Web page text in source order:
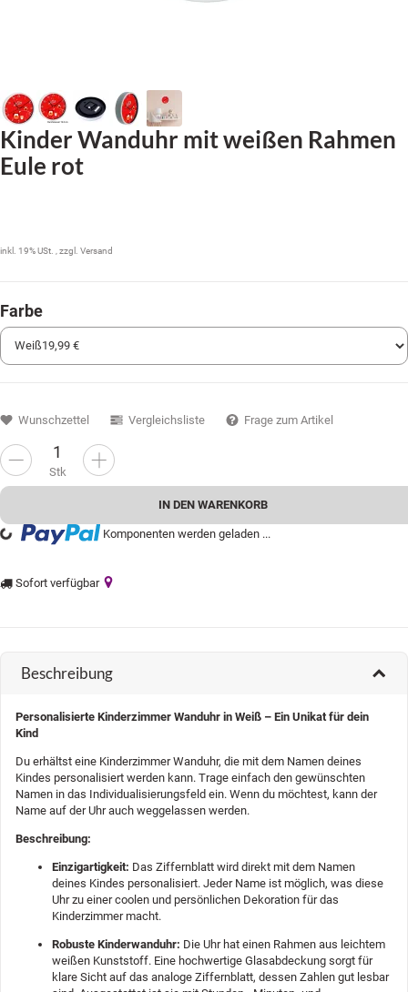
Kinder Wanduhr mit weißen Rahmen
Eule rot
inkl. 19% USt. , zzgl. Versand
Farbe
Stk
IN DEN WARENKORB
Komponenten werden geladen ...
Sofort verfügbar
Wunschzettel Vergleichsliste Frage zum Artikel
Beschreibung
Personalisierte Kinderzimmer Wanduhr in Weiß – Ein Unikat für dein
Kind
Du erhältst eine Kinderzimmer Wanduhr, die mit dem Namen deines
Kindes personalisiert werden kann. Trage einfach den gewünschten
Namen in das Individualisierungsfeld ein. Wenn du möchtest, kann der
Name auf der Uhr auch weggelassen werden.
Beschreibung:
Einzigartigkeit: Das Ziffernblatt wird direkt mit dem Namen
deines Kindes personalisiert. Jeder Name ist möglich, was diese
Uhr zu einer coolen und persönlichen Dekoration für das
Kinderzimmer macht.
Robuste Kinderwanduhr: Die Uhr hat einen Rahmen aus leichtem
weißen Kunststoff. Eine hochwertige Glasabdeckung sorgt für
klare Sicht auf das analoge Ziffernblatt, dessen Zahlen gut lesbar